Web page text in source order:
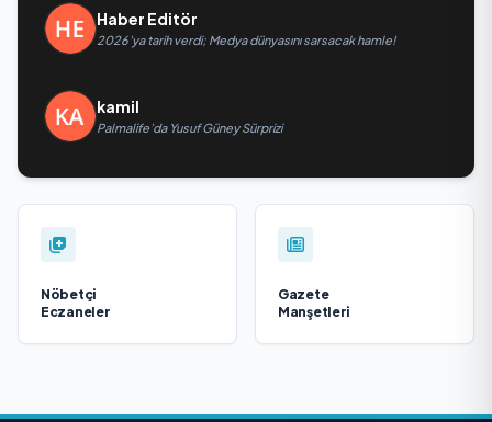
Haber Editör
2026’ya tarih verdi; Medya dünyasını sarsacak hamle!
kamil
Palmalife’da Yusuf Güney Sürprizi
Nöbetçi
Eczaneler
Gazete
Manşetleri